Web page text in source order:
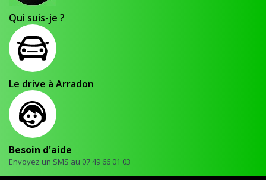
Qui suis-je ?
Le drive à Arradon
Besoin d'aide
Envoyez un SMS au 07 49 66 01 03